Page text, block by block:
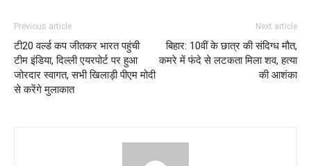
Previous article
टी20 वर्ल्ड कप जीतकर भारत पहुंची
टीम इंडिया, दिल्ली एयरपोर्ट पर हुआ
जोरदार स्वागत, सभी खिलाड़ी पीएम मोदी
से करेंगे मुलाकात
Next article
बिहार: 10वीं के छात्र की संदिग्ध मौत,
कमरे में फंदे से लटकता मिला शव, हत्या
की आशंका